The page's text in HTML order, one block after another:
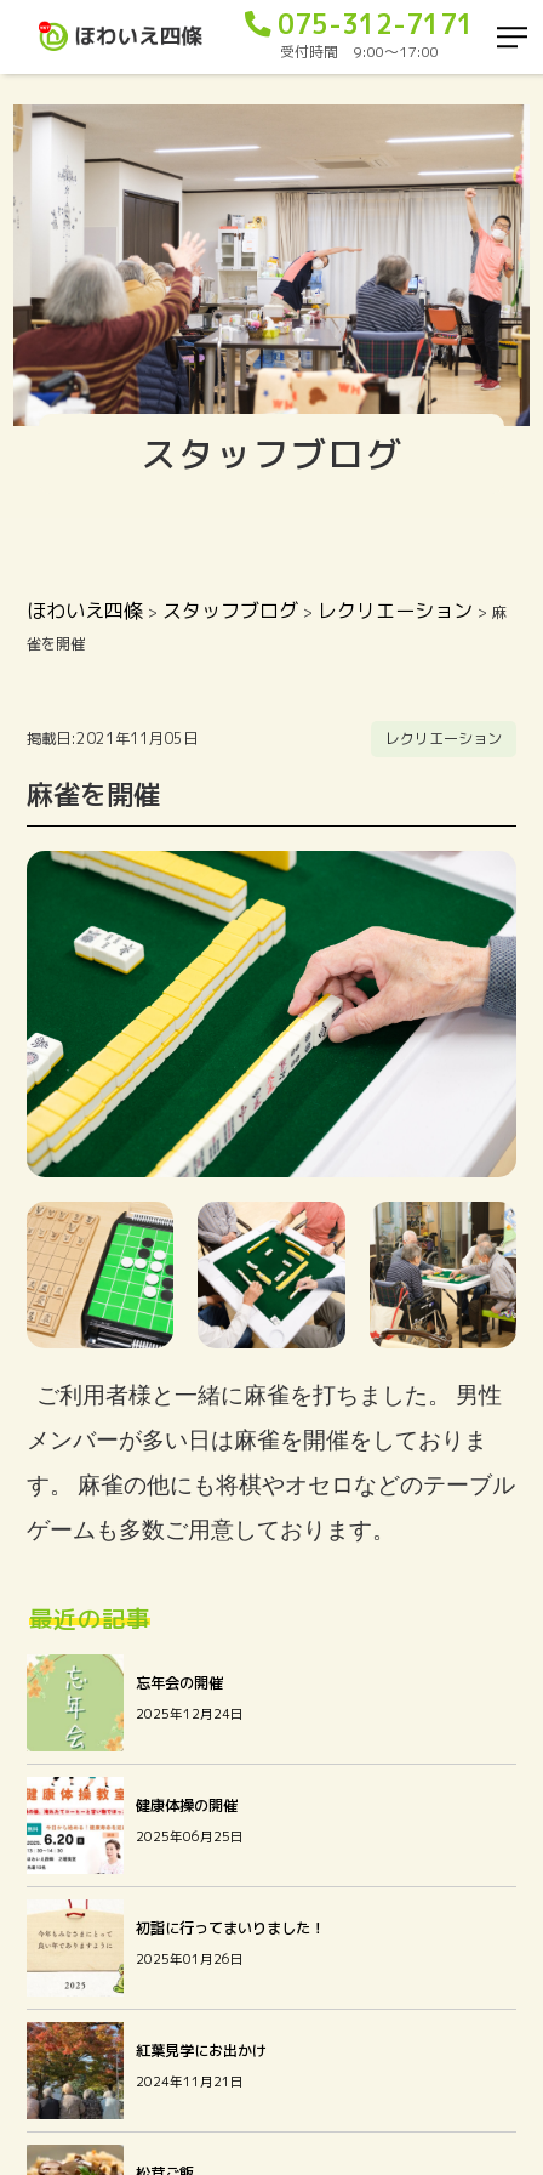
075-312-7171
受付時間 9:00〜17:00
スタッフブログ
ほわいえ四條 > スタッフブログ > レクリエーション >麻
雀を開催
掲載日:2021年11月05日 レクリエーション
麻雀を開催
ご利用者様と一緒に麻雀を打ちました。
男性
メンバーが多い日は麻雀を開催をしておりま
す。
麻雀の他にも将棋やオセロなどのテーブル
ゲームも多数ご用意しております。
最近の記事
忘年会の開催
2025年12月24日
健康体操の開催
2025年06月25日
初詣に行ってまいりました！
2025年01月26日
紅葉見学にお出かけ
2024年11月21日